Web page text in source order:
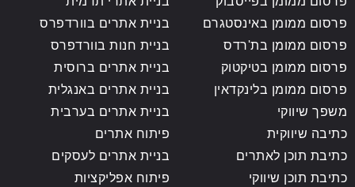
פרסום ממומן באינסטגרם
פרסום ממומן בת'רדס
פרסום ממומן בטיקטוק
פרסום ממומן בלינקדאין
משפך שיווקי
כתיבה שיווקית
כתיבת תוכן לאתרים
כתיבת תוכן שיווקי
בניית אתרים בוורדפרס
בניית חנות בוורדפרס
בניית אתרים ברוסית
בניית אתרים באנגלית
בניית אתרים בערבית
פיתוח אתרים
בניית אתרים לעסקים
פיתוח אפליקציות